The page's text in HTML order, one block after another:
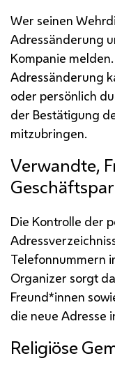
Wer seinen
Adressänderung
Kompanie
Adressänderung
oder persönlich
der Bestätigung
mitzubringen.
Verwandte,
Die Kontrolle der
Telefonnummern
Organizer sorgt
Freund*innen
die neue Adresse
Religiöse